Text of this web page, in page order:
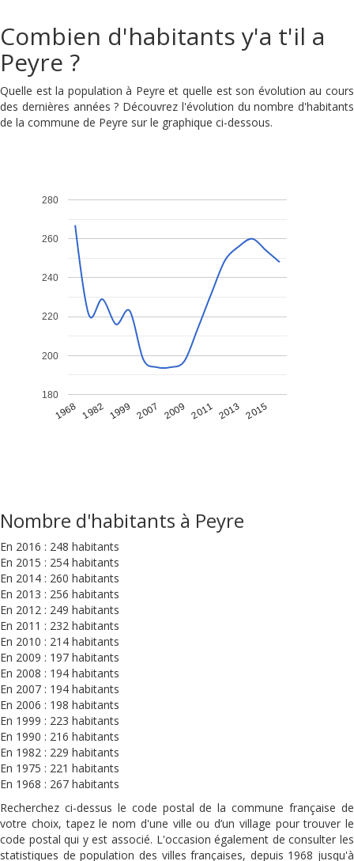
Combien d'habitants y'a t'il a
Peyre ?
Quelle est la population à Peyre et quelle est son évolution au cours
des dernières années ? Découvrez l'évolution du nombre d'habitants
de la commune de Peyre sur le graphique ci-dessous.
1968 1982 1999 2007 2009 2011 2013 2015
180
200
220
240
260
280
Nombre d'habitants à Peyre
En 2016 : 248 habitants
En 2015 : 254 habitants
En 2014 : 260 habitants
En 2013 : 256 habitants
En 2012 : 249 habitants
En 2011 : 232 habitants
En 2010 : 214 habitants
En 2009 : 197 habitants
En 2008 : 194 habitants
En 2007 : 194 habitants
En 2006 : 198 habitants
En 1999 : 223 habitants
En 1990 : 216 habitants
En 1982 : 229 habitants
En 1975 : 221 habitants
En 1968 : 267 habitants
Recherchez ci-dessus le code postal de la commune française de
votre choix, tapez le nom d'une ville ou d’un village pour trouver le
code postal qui y est associé. L'occasion également de consulter les
statistiques de population des villes françaises, depuis 1968 jusqu'à